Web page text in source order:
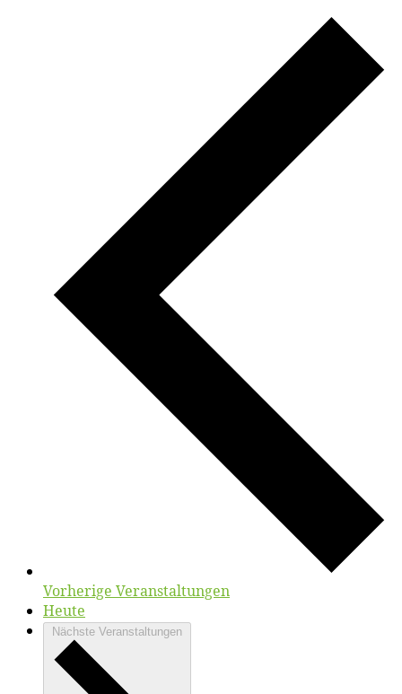
Vorherige Veranstaltungen
Heute
Nächste Veranstaltungen